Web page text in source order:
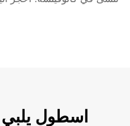
اسطول يلبي